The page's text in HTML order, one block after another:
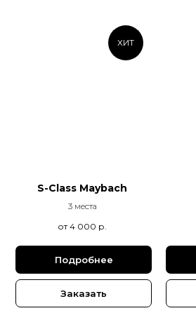
ХИТ
S-Class Maybach
3 места
от 4 000 р.
Подробнее
Заказать